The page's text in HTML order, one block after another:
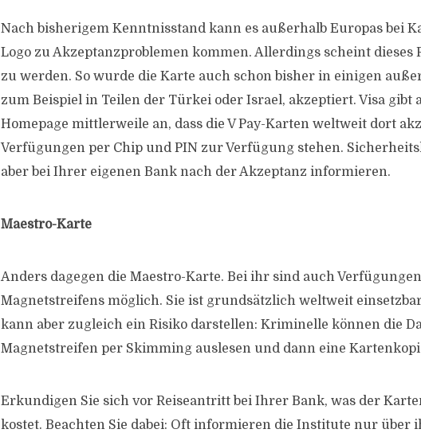
Nach bisherigem Kenntnisstand kann es außerhalb Europas bei
Logo zu Akzeptanzproblemen kommen. Allerdings scheint
zu werden. So wurde die Karte auch schon bisher in einigen
zum Beispiel in Teilen der Türkei oder Israel, akzeptiert. Visa gibt
Homepage mittlerweile an, dass die V Pay-Karten weltweit dort
Verfügungen per Chip und PIN zur Verfügung stehen.
aber bei Ihrer eigenen Bank nach der Akzeptanz informieren.
Maestro-Karte
Anders dagegen die Maestro-Karte. Bei ihr sind auch
Magnetstreifens möglich. Sie ist grundsätzlich weltweit
kann aber zugleich ein Risiko darstellen: Kriminelle können die
Magnetstreifen per Skimming auslesen und dann eine
Erkundigen Sie sich vor Reiseantritt bei Ihrer Bank, was der
kostet. Beachten Sie dabei: Oft informieren die Institute nur über